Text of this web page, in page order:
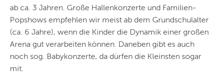
NÜRNBERG
WIEN
ZÜRICH
ab ca. 3 Jahren. Große Hallenkonzerte und Familien-
Popshows empfehlen wir meist ab dem Grundschulalter
(ca. 6 Jahre), wenn die Kinder die Dynamik einer großen
Arena gut verarbeiten können. Daneben gibt es auch
noch sog. Babykonzerte, da dürfen die Kleinsten sogar
mit.